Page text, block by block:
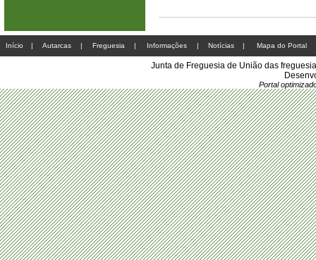
Início | Autarcas | Freguesia | Informações | Notícias | Mapa do Portal
Junta de Freguesia de União das
Portal